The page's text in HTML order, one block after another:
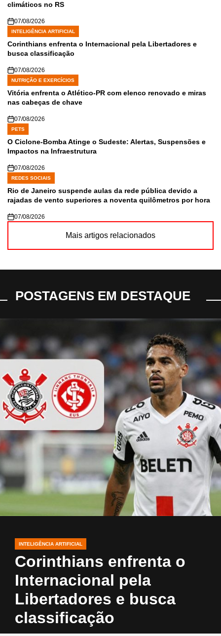
climáticos no RS
07/08/2026
POSTED
IN
INTELIGÊNCIA ARTIFICIAL
Corinthians enfrenta o Internacional pela Libertadores e
busca classificação
07/08/2026
POSTED
IN
NUTRIÇÃO E EXERCÍCIOS
Vitória enfrenta o Atlético-PR com elenco renovado e miras
nas cabeças de chave
07/08/2026
POSTED
IN
PETS
O Ciclone-Bomba Atinge o Sudeste: Alertas, Suspensões e
Impactos na Infraestrutura
07/08/2026
POSTED
IN
REDES SOCIAIS
Rio de Janeiro suspende aulas da rede pública devido a
rajadas de vento superiores a noventa quilômetros por hora
07/08/2026
Mais artigos relacionados
POSTAGENS EM DESTAQUE
POSTED
INTELIGÊNCIA ARTIFICIAL
Corinthians enfrenta o
Internacional pela
Libertadores e busca
classificação